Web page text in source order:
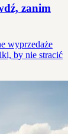
zanim
wyprzedaże
by nie stracić